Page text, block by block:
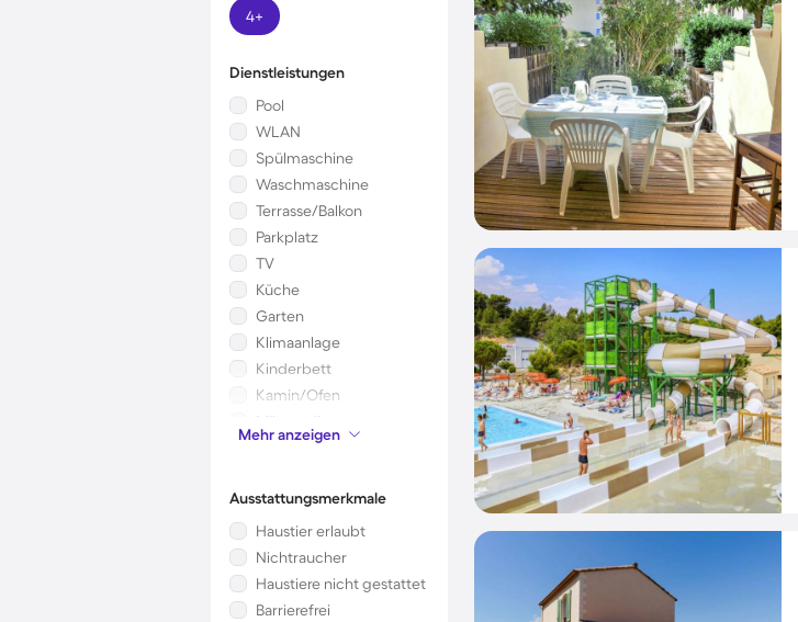
4+
Dienstleistungen
Pool
WLAN
Spülmaschine
Waschmaschine
Terrasse/Balkon
Parkplatz
TV
Küche
Garten
Klimaanlage
Kinderbett
Kamin/Ofen
Mikrowelle
Mehr anzeigen
Ausstattungsmerkmale
Haustier erlaubt
Nichtraucher
Haustiere nicht gestattet
Barrierefrei